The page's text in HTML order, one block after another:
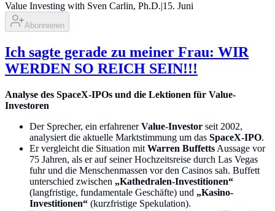
Value Investing with Sven Carlin, Ph.D.|15. Juni
Abonnieren
Ich sagte gerade zu meiner Frau: WIR
WERDEN SO REICH SEIN!!!
Analyse des SpaceX-IPOs und die Lektionen für Value-
Investoren
Der Sprecher, ein erfahrenerValue-Investor seit 2002,
analysiert die aktuelle Marktstimmung um das SpaceX-IPO.
Er vergleicht die Situation mit Warren Buffetts Aussage vor
75 Jahren, als er auf seiner Hochzeitsreise durch Las Vegas
fuhr und die Menschenmassen vor den Casinos sah. Buffett
unterschied zwischen „Kathedralen-Investitionen“
(langfristige, fundamentale Geschäfte) und „Kasino-
Investitionen“ (kurzfristige Spekulation).